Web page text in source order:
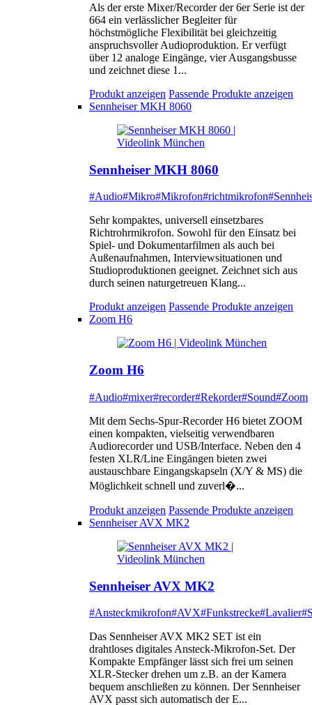
Als der erste Mixer/Recorder der 6er Serie ist der
664 ein verlässlicher Begleiter für
höchstmögliche Flexibilität bei gleichzeitig
anspruchsvoller Audioproduktion. Er verfügt
über 12 analoge Eingänge, vier Ausgangsbusse
und zeichnet diese 1...
Produkt anzeigen Passende Produkte anzeigen
Sennheiser MKH 8060
Sennheiser MKH 8060
#Audio#Mikro#Mikrofon#richtmikrofon
Sehr kompaktes, universell einsetzbares
Richtrohrmikrofon. Sowohl für den Einsatz bei
Spiel- und Dokumentarfilmen als auch bei
Außenaufnahmen, Interviewsituationen und
Studioproduktionen geeignet. Zeichnet sich aus
durch seinen naturgetreuen Klang...
Produkt anzeigen Passende Produkte anzeigen
Zoom H6
Zoom H6
#Audio#mixer#recorder#Rekorder#Sound#Zoom
Mit dem Sechs-Spur-Recorder H6 bietet ZOOM
einen kompakten, vielseitig verwendbaren
Audiorecorder und USB/Interface. Neben den 4
festen XLR/Line Eingängen bieten zwei
austauschbare Eingangskapseln (X/Y & MS) die
Möglichkeit schnell und zuverl�...
Produkt anzeigen Passende Produkte anzeigen
Sennheiser AVX MK2
Sennheiser AVX MK2
#Ansteckmikrofon#AVX#Funkstrecke#Lavalier
Das Sennheiser AVX MK2 SET ist ein
drahtloses digitales Ansteck-Mikrofon-Set. Der
Kompakte Empfänger lässt sich frei um seinen
XLR-Stecker drehen um z.B. an der Kamera
bequem anschließen zu können. Der Sennheiser
AVX passt sich automatisch der E...